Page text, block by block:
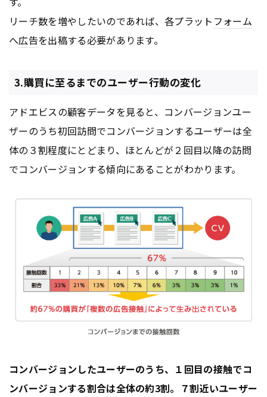
リーチ数を増やしたいのであれば、各プラット フォーム
へ広告を出稿する必要があります。
3.購買に至るまでのユーザー行動の変化
アドエビスの顧客データを見ると、コンバージョンユー
ザーのうち初回訪問でコンバージョンするユーザーは全
体の３割程度にとどまり、ほとんどが２回目以降の訪問
でコンバージョンする傾向にあることがわかります。
コンバージョンしたユーザーのうち、１回目の接触でコ
ンバージョンする割合は全体の約3割。７割近いユーザー